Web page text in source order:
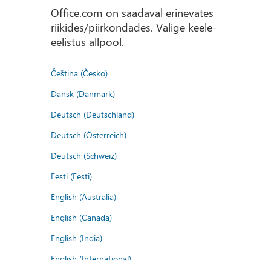
Office.com on saadaval erinevates
riikides/piirkondades. Valige keele-
eelistus allpool.
Čeština (Česko)
Dansk (Danmark)
Deutsch (Deutschland)
Deutsch (Österreich)
Deutsch (Schweiz)
Eesti (Eesti)
English (Australia)
English (Canada)
English (India)